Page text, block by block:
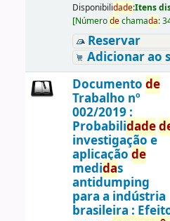
Disponibilidade:Itens
[Númerodechamada:
Reservar
Adicionar ao
Documento de
Trabalho nº
002/2019 :
Probabilidade
investigação e
aplicação de
medidas
antidumping
para a indústria
brasileira :